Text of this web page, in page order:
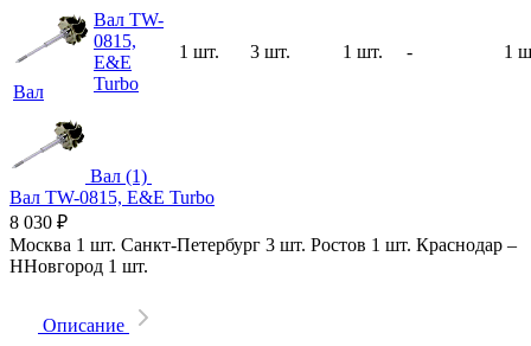
Вал
Вал TW-
0815,
E&E
Turbo
1 шт. 3 шт. 1 шт. - 1
Вал (1)
Вал TW-0815, E&E Turbo
8 030 ₽
Москва 1 шт. Санкт-Петербург 3 шт. Ростов 1 шт. Краснодар –
ННовгород 1 шт.
Описание